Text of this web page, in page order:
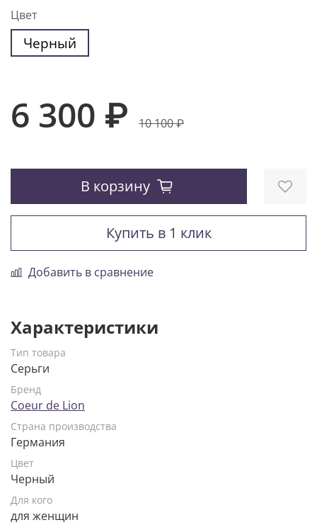
Цвет
Черный
6 300 ₽ 10 100 ₽
В корзину
Купить в 1 клик
Добавить в сравнение
Характеристики
Тип товара
Серьги
Бренд
Coeur de Lion
Страна производства
Германия
Цвет
Черный
Для кого
для женщин